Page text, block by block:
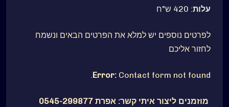
עלות: 420 ש"ח
לפרטים נוספים יש למלא את הפרטים הבאים ונשמח
לחזור אליכם
Error: Contact form not found.
מוזמנים ליצור איתי קשר: אפרת 0545-299877